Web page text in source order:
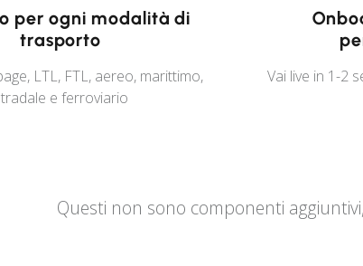
per ogni modalità di
trasporto
LTL, FTL, aereo, marittimo,
e ferroviario
Vai live in 1-2
Questi non sono componenti